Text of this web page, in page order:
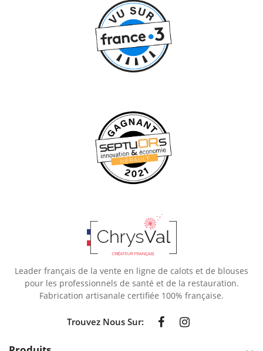
Leader français de la vente en ligne de calots et de blouses
pour les professionnels de santé et de la restauration.
Fabrication artisanale certifiée 100% française.
Trouvez Nous Sur: